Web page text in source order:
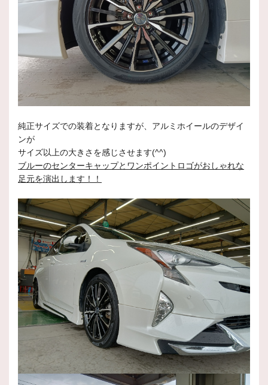
純正サイズでの装着となりますが、アルミホイールのデザイ
ンが
サイズ以上の大きさを感じさせます(^^)
ブルーのセンターキャップとワンポイントロゴがおしゃれな
足元を演出します！！